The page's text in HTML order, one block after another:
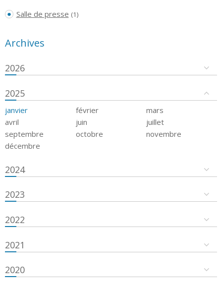
Salle de presse (1)
Archives
2026
2025
janvier février
mars
avril
juin
juillet
septembre
octobre
novembre
décembre
2024
2023
2022
2021
2020